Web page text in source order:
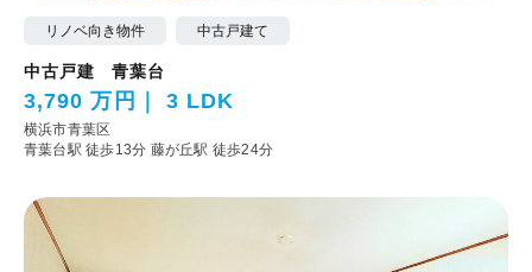
リノベ向き物件 中古戸建て
中古戸建 青葉台
3,790 万円 3 LDK
横浜市青葉区
青葉台駅 徒歩13分 藤が丘駅 徒歩24分